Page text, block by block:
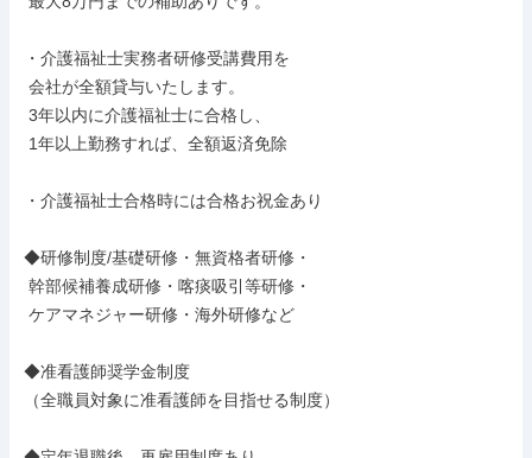
・介護福祉士実務者研修受講費用を
・介護福祉士合格時には合格お祝金あり
◆研修制度/基礎研修・無資格者研修・
◆准看護師奨学金制度
（全職員対象に准看護師を目指せる制度）